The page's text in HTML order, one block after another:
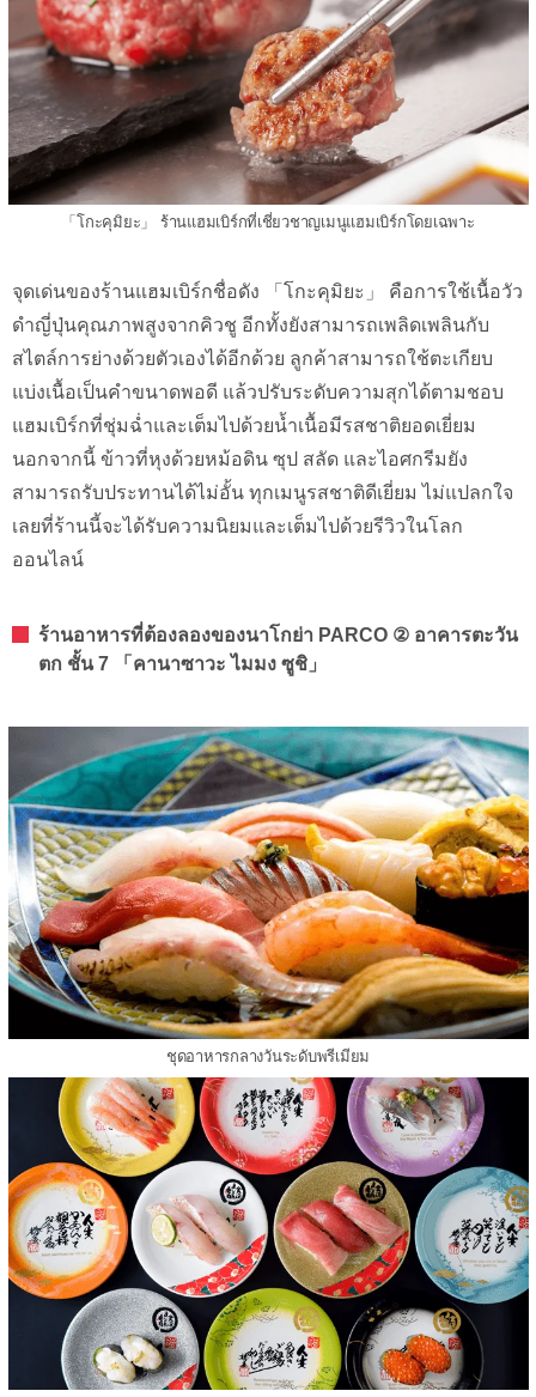
「โกะคุมิยะ」 ร้านแฮมเบิร์กที่เชี่ยวชาญเมนูแฮมเบิร์กโดยเฉพาะ
จุดเด่นของร้านแฮมเบิร์กชื่อดัง 「โกะคุมิยะ」 คือการใช้เนื้อวัว
ดำญี่ปุ่นคุณภาพสูงจากคิวชู อีกทั้งยังสามารถเพลิดเพลินกับ
สไตล์การย่างด้วยตัวเองได้อีกด้วย ลูกค้าสามารถใช้ตะเกียบ
แบ่งเนื้อเป็นคำขนาดพอดี แล้วปรับระดับความสุกได้ตามชอบ
แฮมเบิร์กที่ชุ่มฉ่ำและเต็มไปด้วยน้ำเนื้อมีรสชาติยอดเยี่ยม
นอกจากนี้ ข้าวที่หุงด้วยหม้อดิน ซุป สลัด และไอศกรีมยัง
สามารถรับประทานได้ไม่อั้น ทุกเมนูรสชาติดีเยี่ยม ไม่แปลกใจ
เลยที่ร้านนี้จะได้รับความนิยมและเต็มไปด้วยรีวิวในโลก
ออนไลน์
ร้านอาหารที่ต้องลองของนาโกย่า PARCO ② อาคารตะวัน
ตก ชั้น 7 「คานาซาวะ ไมมง ซูชิ」
ชุดอาหารกลางวันระดับพรีเมียม